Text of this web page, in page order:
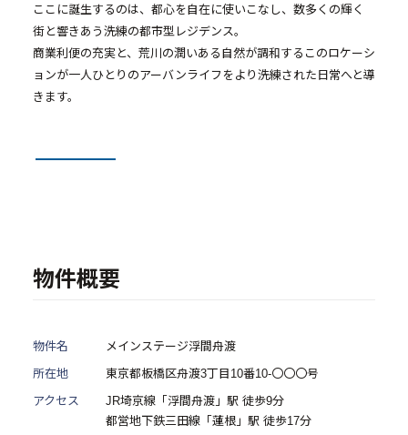
- メインランドグループの強み
- オーナーズデータ
- メインステージシリーズ
- リノベーション物件お問い合わせ
採用情報
ここに誕生するのは、都心を自在に使いこなし、数多くの輝く
街と響きあう洗練の都市型レジデンス。
商業利便の充実と、荒川の潤いある自然が調和するこのロケーシ
ョンが一人ひとりのアーバンライフをより洗練された日常へと導
きます。
物件概要
物件名
メインステージ浮間舟渡
所在地
東京都板橋区舟渡3丁目10番10-〇〇〇号
アクセス
JR埼京線「浮間舟渡」駅 徒歩9分
都営地下鉄三田線「蓮根」駅 徒歩17分